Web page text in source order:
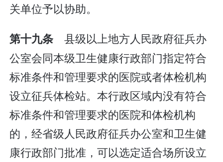
关单位予以协助。
第十九条 县级以上地方人民政府征兵办
公室会同本级卫生健康行政部门指定符合
标准条件和管理要求的医院或者体检机构
设立征兵体检站。本行政区域内没有符合
标准条件和管理要求的医院和体检机构
的，经省级人民政府征兵办公室和卫生健
康行政部门批准，可以选定适合场所设立